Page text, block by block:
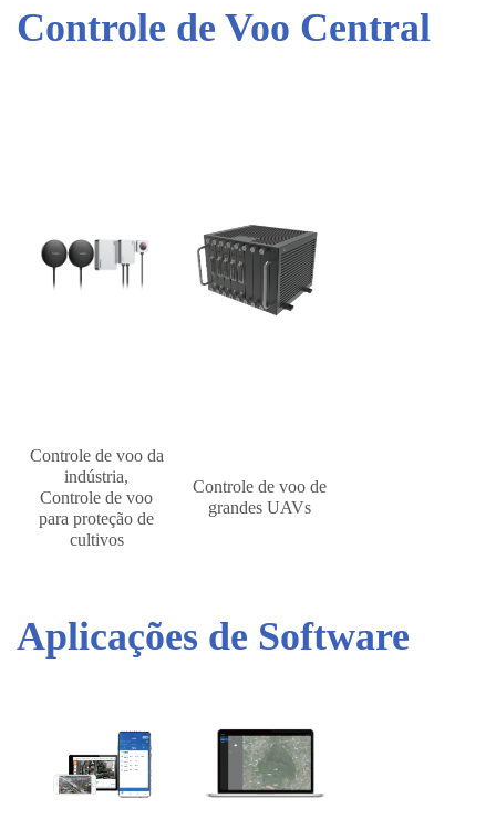
Controle de Voo Central
Controle de voo da
indústria,
Controle de voo
para proteção de
cultivos
Controle de voo de
grandes UAVs
Aplicações de Software